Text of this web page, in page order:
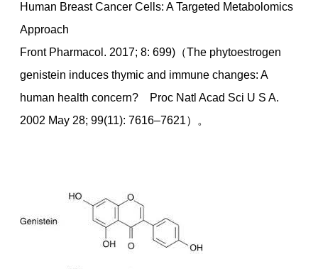
Human Breast Cancer Cells: A Targeted Metabolomics
Approach
Front Pharmacol. 2017; 8: 699)（The phytoestrogen
genistein induces thymic and immune changes: A
human health concern? Proc Natl Acad Sci U S A.
2002 May 28; 99(11): 7616–7621）。